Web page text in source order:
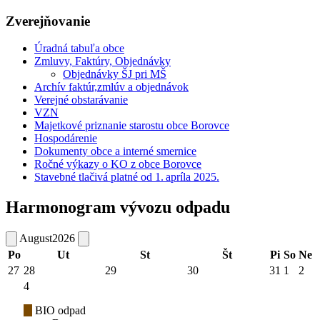
Zverejňovanie
Úradná tabuľa obce
Zmluvy, Faktúry, Objednávky
Objednávky ŠJ pri MŠ
Archív faktúr,zmlúv a objednávok
Verejné obstarávanie
VZN
Majetkové priznanie starostu obce Borovce
Hospodárenie
Dokumenty obce a interné smernice
Ročné výkazy o KO z obce Borovce
Stavebné tlačivá platné od 1. apríla 2025.
Harmonogram vývozu odpadu
August2026
Po
Ut St Št Pi So Ne
27 28 29 30 31 1
2
4
BIO odpad